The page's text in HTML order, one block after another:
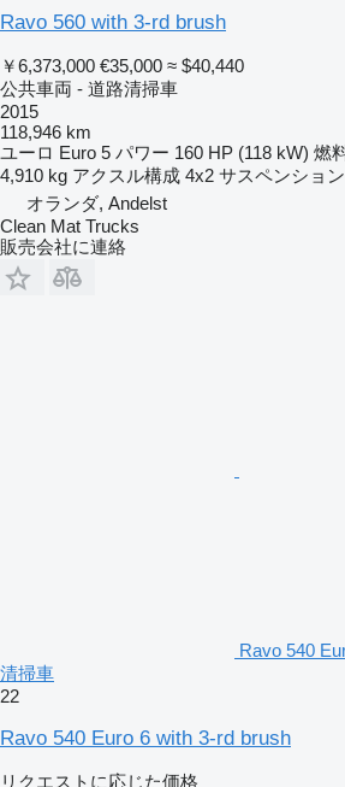
Ravo 560 with 3-rd brush
￥6,373,000 €35,000 ≈ $40,440
公共車両 - 道路清掃車
2015
118,946 km
ユーロ Euro 5 パワー 160 HP (118 kW) 燃
4,910 kg アクスル構成 4x2 サスペンション
オランダ, Andelst
Clean Mat Trucks
販売会社に連絡
Ravo 540
清掃車
22
Ravo 540 Euro 6 with 3-rd brush
リクエストに応じた価格